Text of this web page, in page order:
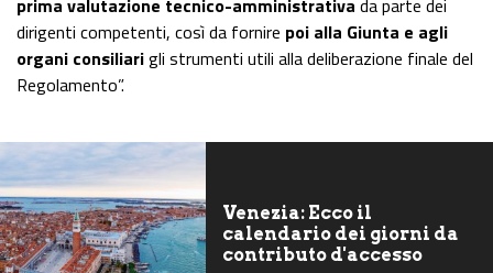
dirigenti competenti, così da fornire poi alla Giunta e agli
organi consiliarigli strumenti utili alla deliberazione finale del
Regolamento”.
Venezia: Ecco il
calendario dei giorni da
contributo d'accesso